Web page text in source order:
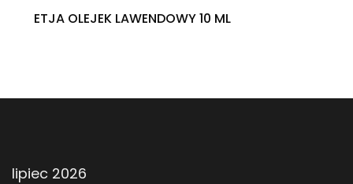
ETJA OLEJEK LAWENDOWY 10 ML
lipiec 2026